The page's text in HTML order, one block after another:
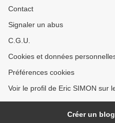
Contact
Signaler un abus
C.G.U.
Cookies et données
Préférences cookies
Voir le profil de Eric SIMON sur
Créer un